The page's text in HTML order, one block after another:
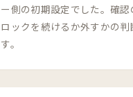
ー側の初期設定でした。確認
ロックを続けるか外すかの判
す。